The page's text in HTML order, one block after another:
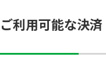
ご利用可能な決済